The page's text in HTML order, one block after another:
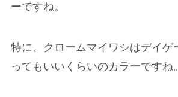
ーですね。
特に、クロームマイワシはデイゲ
ってもいいくらいのカラーですね。